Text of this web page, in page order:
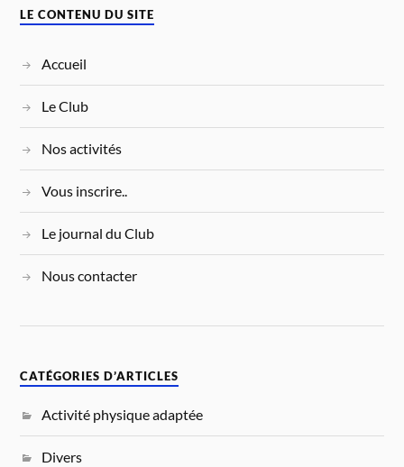
LE CONTENU DU SITE
Accueil
Le Club
Nos activités
Vous inscrire..
Le journal du Club
Nous contacter
CATÉGORIES D’ARTICLES
Activité physique adaptée
Divers